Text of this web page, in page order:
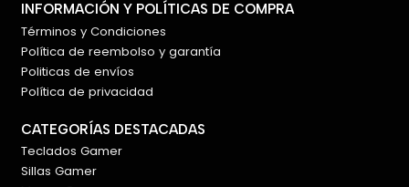
INFORMACIÓN Y POLÍTICAS DE COMPRA
Términos y Condiciones
Política de reembolso y garantía
Politicas de envíos
Política de privacidad
CATEGORÍAS DESTACADAS
Teclados Gamer
Sillas Gamer